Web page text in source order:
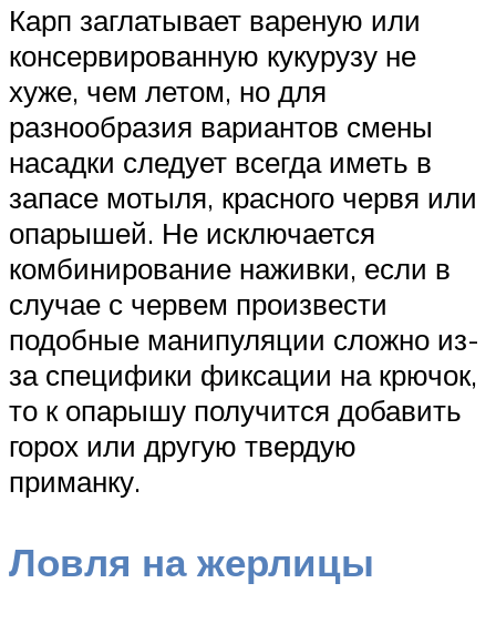
Карп заглатывает вареную или
консервированную кукурузу не
хуже, чем летом, но для
разнообразия вариантов смены
насадки следует всегда иметь в
запасе мотыля, красного червя или
опарышей. Не исключается
комбинирование наживки, если в
случае с червем произвести
подобные манипуляции сложно из-
за специфики фиксации на крючок,
то к опарышу получится добавить
горох или другую твердую
приманку.
Ловля на жерлицы